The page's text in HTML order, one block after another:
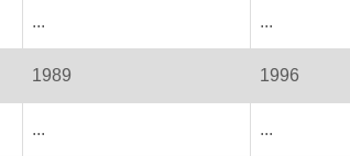
... ...
1989 1996
... ...